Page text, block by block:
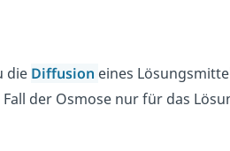
die Diffusion eines
der Osmose nur für das